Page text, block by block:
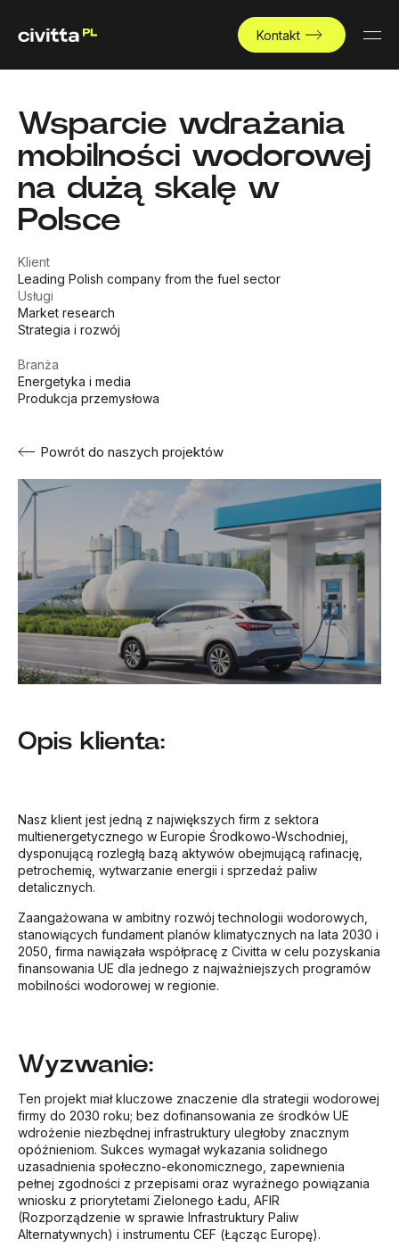
Kontakt
Wsparcie wdrażania
mobilności wodorowej
na dużą skalę w
Polsce
Klient
Leading Polish company from the fuel sector
Usługi
Market research
Strategia i rozwój
Branża
Energetyka i media
Produkcja przemysłowa
Powrót do naszych projektów
Opis klienta:
Nasz klient jest jedną z największych firm z sektora
multienergetycznego w Europie Środkowo-Wschodniej,
dysponującą rozległą bazą aktywów obejmującą rafinację,
petrochemię, wytwarzanie energii i sprzedaż paliw
detalicznych.
Zaangażowana w ambitny rozwój technologii wodorowych,
stanowiących fundament planów klimatycznych na lata 2030 i
2050, firma nawiązała współpracę z Civitta w celu pozyskania
finansowania UE dla jednego z najważniejszych programów
mobilności wodorowej w regionie.
Wyzwanie:
Ten projekt miał kluczowe znaczenie dla strategii wodorowej
firmy do 2030 roku; bez dofinansowania ze środków UE
wdrożenie niezbędnej infrastruktury uległoby znacznym
opóźnieniom. Sukces wymagał wykazania solidnego
uzasadnienia społeczno-ekonomicznego, zapewnienia
pełnej zgodności z przepisami oraz wyraźnego powiązania
wniosku z priorytetami Zielonego Ładu, AFIR
(Rozporządzenie w sprawie Infrastruktury Paliw
Alternatywnych) i instrumentu CEF (Łącząc Europę).